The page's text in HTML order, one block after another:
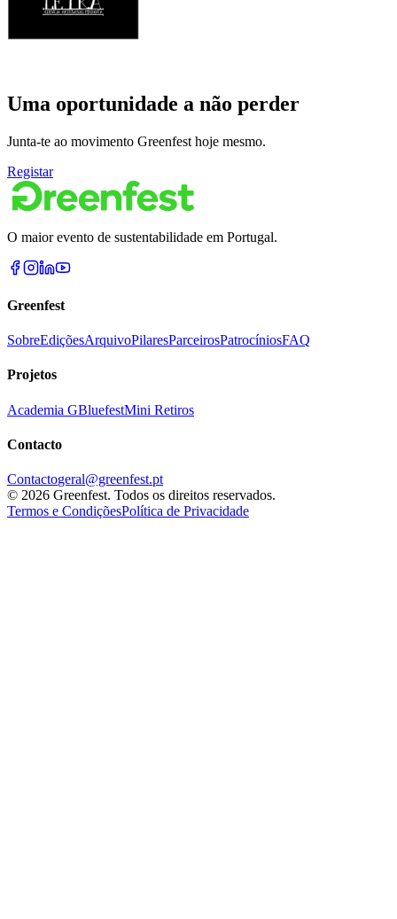
Uma oportunidade a não perder
Junta-te ao movimento Greenfest hoje mesmo.
Registar
O maior evento de sustentabilidade em Portugal.
Greenfest
SobreEdiçõesArquivoPilaresParceirosPatrocíniosFAQ
Projetos
Academia GBluefestMini Retiros
Contacto
Contactogeral@greenfest.pt
© 2026 Greenfest. Todos os direitos reservados.
Termos e CondiçõesPolítica de Privacidade